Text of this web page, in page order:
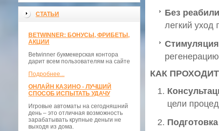
СТАТЬИ
BETWINNER: БОНУСЫ, ФРИБЕТЫ,
АКЦИИ
Betwinner букмекерская контора
дарит всем пользователям на сайте
Подробнее...
ОНЛАЙН КАЗИНО - ЛУЧШИЙ
СПОСОБ ИСПЫТАТЬ УДАЧУ
Игровые автоматы на сегодняшний
день – это отличная возможность
зарабатывать крупные деньги не
выходя из дома.
Без
легкий уход
КАК
цели